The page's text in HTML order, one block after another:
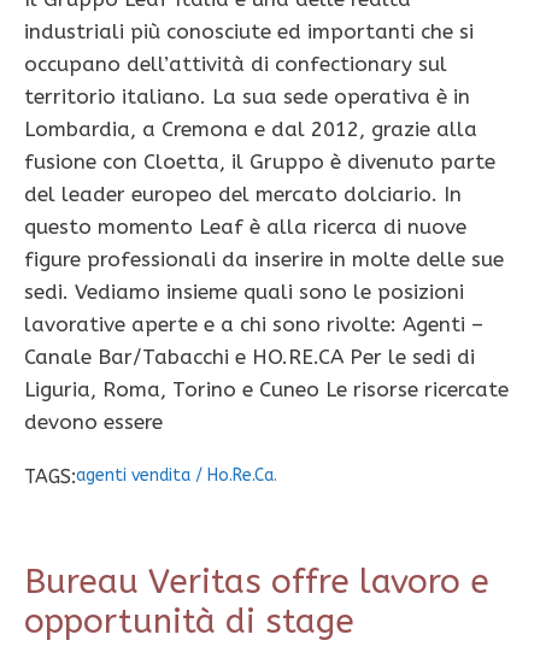
industriali più conosciute ed importanti che si
occupano dell’attività di confectionary sul
territorio italiano. La sua sede operativa è in
Lombardia, a Cremona e dal 2012, grazie alla
fusione con Cloetta, il Gruppo è divenuto parte
del leader europeo del mercato dolciario. In
questo momento Leaf è alla ricerca di nuove
figure professionali da inserire in molte delle sue
sedi. Vediamo insieme quali sono le posizioni
lavorative aperte e a chi sono rivolte: Agenti –
Canale Bar/Tabacchi e HO.RE.CA Per le sedi di
Liguria, Roma, Torino e Cuneo Le risorse ricercate
devono essere
TAGS:agenti vendita / Ho.Re.Ca.
Bureau Veritas offre lavoro e
opportunità di stage